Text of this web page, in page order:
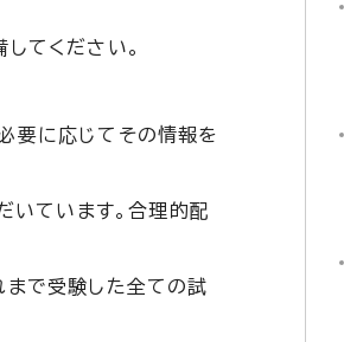
てください。
要に応じてその情報を
ています。合理的配
まで受験した全ての試